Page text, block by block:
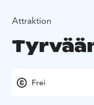
Attraktion
Frei